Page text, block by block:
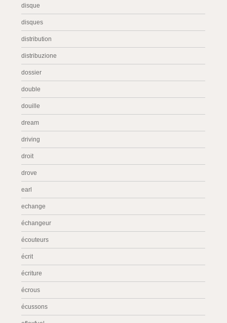
disque
disques
distribution
distribuzione
dossier
double
douille
dream
driving
droit
drove
earl
echange
échangeur
écouteurs
écrit
écriture
écrous
écussons